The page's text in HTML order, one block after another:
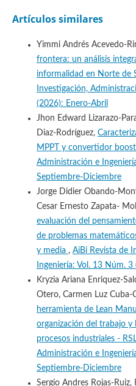
Artículos similares
Yimmi Andrés Acevedo-
frontera: un análisis
informalidad en Norte de
Investigación,
(2026): Enero-Abril
Jhon Edward Lizarazo-
Diaz-Rodríguez,
MPPT y convertidor boost
Administración e
Septiembre-Diciembre
Jorge Didier Obando-
Cesar Ernesto Zapata-
evaluación del
de problemas
y media , AiBi Revista de
Ingeniería: Vol. 13 Núm.
Kryzia Ariana Enriquez-
Otero, Carmen Luz Cuba-
herramienta de Lean
organización del trabajo y
procesos industriales -
Administración e
Septiembre-Diciembre
Sergio Andres Rojas-